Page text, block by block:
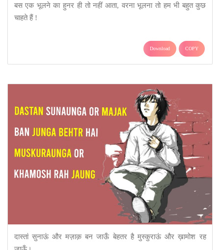
बस एक भूलने का हुनर ही तो नहीं आता, वरना भूलना तो हम भी बहुत कुछ
चाहते हैं !
Download COPY
दास्तां सुनाऊं और मज़ाक़ बन जाऊँ बेहतर है मुस्कुराऊं और ख़ामोश रह